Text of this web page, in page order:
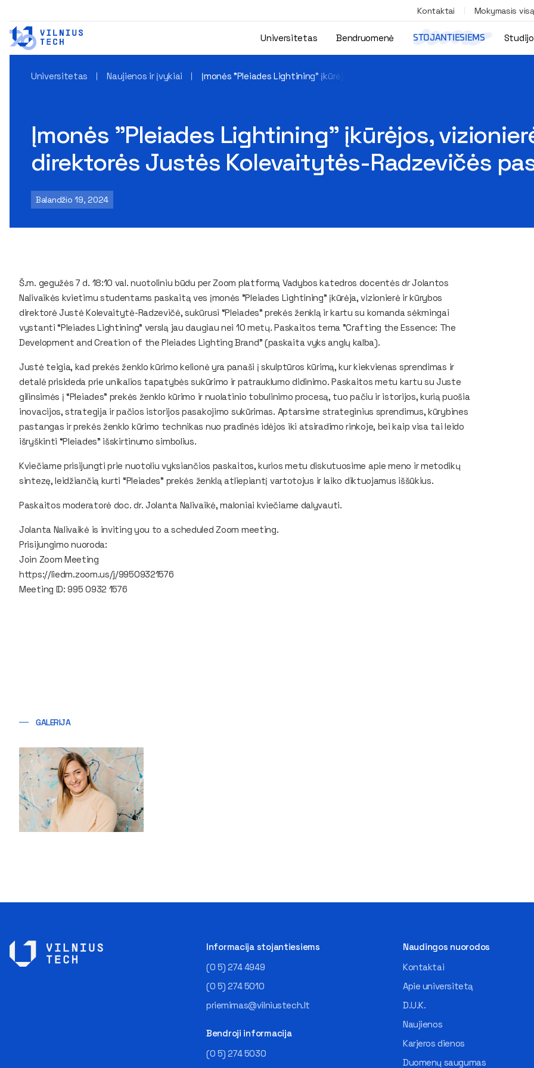
Kontaktai Mokymasis
Universitetas Bendruomenė STOJANTIESIEMS
Universitetas Naujienos ir įvykiai Įmonės "Pleiades Lightining" įkūrėjos, vizionierės ir kūrybos direktorės Justės
Įmonės "Pleiades Lightining" įkūrėjos,
direktorės Justės Kolevaitytės-Radzevičės
Balandžio 19, 2024
Š.m. gegužės 7 d. 18:10 val. nuotoliniu būdu per Zoom platformą Vadybos katedros docentės dr Jolantos
Nalivaikės kvietimu studentams paskaitą ves įmonės "Pleiades Lightining" įkūrėja, vizionierė ir kūrybos
direktorė Justė Kolevaitytė-Radzevičė, sukūrusi “Pleiades” prekės ženklą ir kartu su komanda sėkmingai
vystanti “Pleiades Lightining” verslą jau daugiau nei 10 metų. Paskaitos tema "Crafting the Essence: The
Development and Creation of the Pleiades Lighting Brand” (paskaita vyks anglų kalba).
Justė teigia, kad prekės ženklo kūrimo kelionė yra panaši į skulptūros kūrimą, kur kiekvienas sprendimas ir
detalė prisideda prie unikalios tapatybės sukūrimo ir patrauklumo didinimo. Paskaitos metu kartu su Juste
gilinsimės į “Pleiades” prekės ženklo kūrimo ir nuolatinio tobulinimo procesą, tuo pačiu ir istorijos, kurią puošia
inovacijos, strategija ir pačios istorijos pasakojimo sukūrimas. Aptarsime strateginius sprendimus, kūrybines
pastangas ir prekės ženklo kūrimo technikas nuo pradinės idėjos iki atsiradimo rinkoje, bei kaip visa tai leido
išryškinti “Pleiades” išskirtinumo simbolius.
Kviečiame prisijungti prie nuotoliu vyksiančios paskaitos, kurios metu diskutuosime apie meno ir metodikų
sintezę, leidžiančią kurti “Pleiades” prekės ženklą atliepiantį vartotojus ir laiko diktuojamus iššūkius.
Paskaitos moderatorė doc. dr. Jolanta Nalivaikė, maloniai kviečiame dalyvauti.
Jolanta Nalivaikė is inviting you to a scheduled Zoom meeting.
Prisijungimo nuoroda:
Join Zoom Meeting
https://liedm.zoom.us/j/99509321576
Meeting ID: 995 0932 1576
GALERIJA
Informacija stojantiesiems
(0 5) 274 4949
(0 5) 274 5010
priemimas@vilniustech.lt
Bendroji informacija
(0 5) 274 5030
Naudingos nuorodos
Kontaktai
Apie universitetą
D.U.K.
Naujienos
Karjeros dienos
Duomenų saugumas